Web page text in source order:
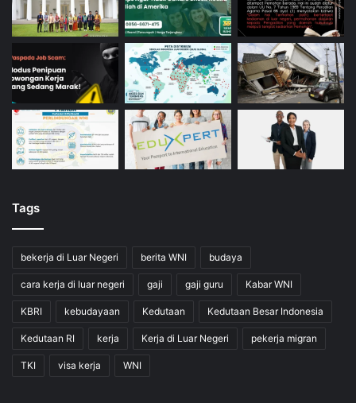
Tags
bekerja di Luar Negeri berita WNI budaya
cara kerja di luar negeri gaji gaji guru Kabar WNI
KBRI kebudayaan Kedutaan Kedutaan Besar Indonesia
Kedutaan RI kerja Kerja di Luar Negeri pekerja migran
TKI visa kerja WNI